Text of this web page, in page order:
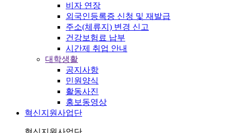
비자 연장
외국인등록증 신청 및 재발급
주소(체류지) 변경 신고
건강보험료 납부
시간제 취업 안내
대학생활
공지사항
민원양식
활동사진
홍보동영상
혁신지원사업단